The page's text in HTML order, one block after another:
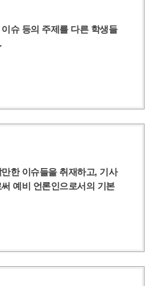
슈 등의 주제를 다른 학생들
한 이슈들을 취재하고, 기사
예비 언론인으로서의 기본